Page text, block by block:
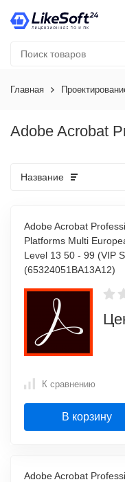
Главная
Adobe Acrobat
Название
Adobe Acrobat
Platforms Multi
Level 13 50 - 99 (VIP
(65324051BA13A12)
К сравнению
В корзину
Adobe Acrobat